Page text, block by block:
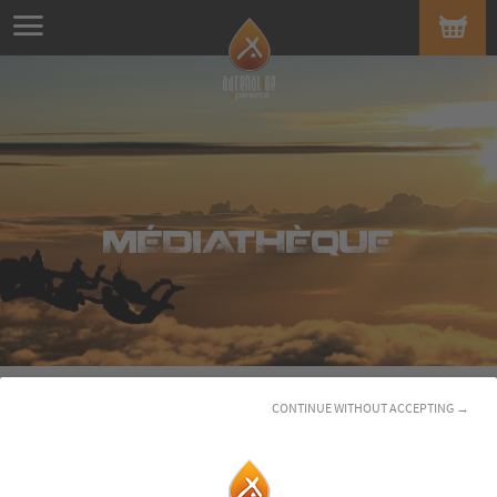
CONTINUE WITHOUT ACCEPTING →
MÉDIATHÈQUE